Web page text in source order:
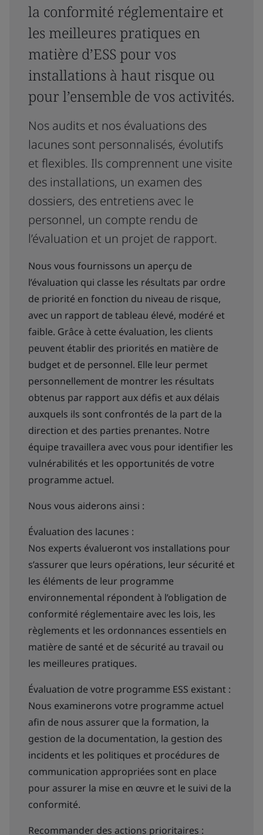
la conformité réglementaire et
les meilleures pratiques en
matière d’ESS pour vos
installations à haut risque ou
pour l’ensemble de vos activités.
Nos audits et nos évaluations des
lacunes sont personnalisés, évolutifs
et flexibles. Ils comprennent une visite
des installations, un examen des
dossiers, des entretiens avec le
personnel, un compte rendu de
l’évaluation et un projet de rapport.
Nous vous fournissons un aperçu de
l’évaluation qui classe les résultats par ordre
de priorité en fonction du niveau de risque,
avec un rapport de tableau élevé, modéré et
faible. Grâce à cette évaluation, les clients
peuvent établir des priorités en matière de
budget et de personnel. Elle leur permet
personnellement de montrer les résultats
obtenus par rapport aux défis et aux délais
auxquels ils sont confrontés de la part de la
direction et des parties prenantes. Notre
équipe travaillera avec vous pour identifier les
vulnérabilités et les opportunités de votre
programme actuel.
Nous vous aiderons ainsi :
Évaluation des lacunes :
Nos experts évalueront vos installations pour
s’assurer que leurs opérations, leur sécurité et
les éléments de leur programme
environnemental répondent à l’obligation de
conformité réglementaire avec les lois, les
règlements et les ordonnances essentiels en
matière de santé et de sécurité au travail ou
les meilleures pratiques.
Évaluation de votre programme ESS existant :
Nous examinerons votre programme actuel
afin de nous assurer que la formation, la
gestion de la documentation, la gestion des
incidents et les politiques et procédures de
communication appropriées sont en place
pour assurer la mise en œuvre et le suivi de la
conformité.
Recommander des actions prioritaires :